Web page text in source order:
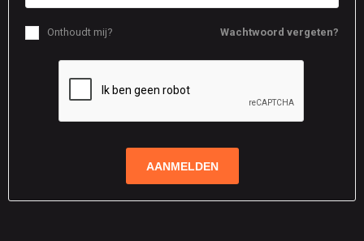
Wachtwoord vergeten?
Onthoudt mij?